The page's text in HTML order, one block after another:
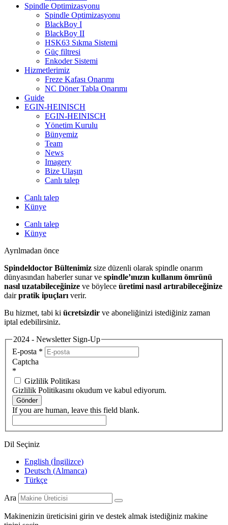
Spindle Optimizasyonu
Spindle Optimizasyonu
BlackBoy I
BlackBoy II
HSK63 Sıkma Sistemi
Güç filtresi
Enkoder Sistemi
Hizmetlerimiz
Freze Kafası Onarımı
NC Döner Tabla Onarımı
Guide
EGIN-HEINISCH
EGIN-HEINISCH
Yönetim Kurulu
Bünyemiz
Team
News
Imagery
Bize Ulaşın
Canlı talep
Canlı talep
Künye
Canlı talep
Künye
Ayrılmadan önce
Spindeldoctor Bültenimiz size düzenli olarak spindle onarım
dünyasından haberler sunar ve spindle’ınızın kullanım ömrünü
nasıl uzatabileceğinize ve böylece üretimi nasıl artırabileceğinize
dairpratik ipuçları verir.
Bu hizmet, tabi ki ücretsizdir ve aboneliğinizi istediğiniz zaman
iptal edebilirsiniz.
2024 - Newsletter Sign-Up
E-posta *
Captcha
*
Gizlilik Politikası
Gizlilik Politikasını okudum ve kabul ediyorum.
Gönder
If you are human, leave this field blank.
Dil Seçiniz
English (İngilizce)
Deutsch (Almanca)
Türkçe
Ara
Makinenizin üreticisini girin ve destek almak istediğiniz makine